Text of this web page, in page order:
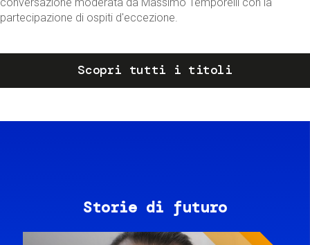
partecipazione di ospiti d'eccezione.
Scopri tutti i titoli
Storie di futuro